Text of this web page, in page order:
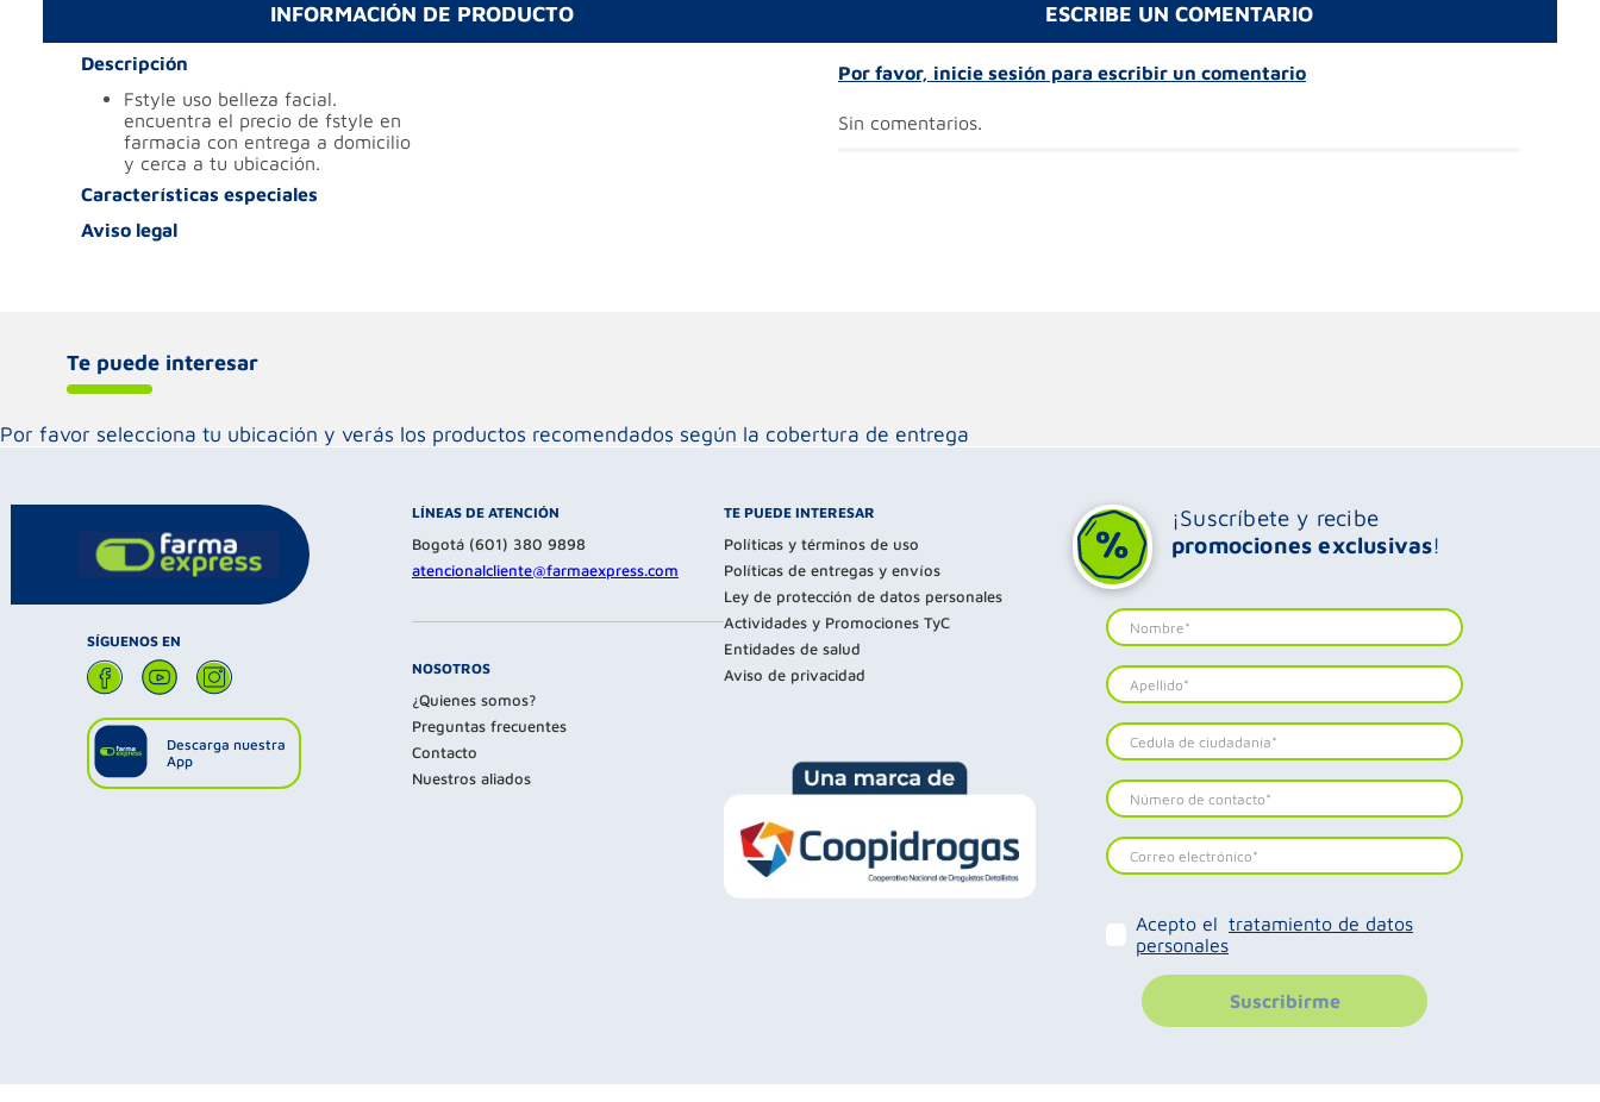
INFORMACIÓN DE PRODUCTO
Descripción
fstyle uso belleza facial.
encuentra el precio de fstyle en
farmacia con entrega a domicilio
y cerca a tu ubicación.
Características especiales
Aviso legal
ESCRIBE UN COMENTARIO
Por favor, inicie sesión para escribir un comentario
Sin comentarios.
Te puede interesar
Por favor selecciona tu ubicación y verás los productos recomendados según la cobertura de entrega
SÍGUENOS EN
Descarga nuestra
App
LÍNEAS DE ATENCIÓN
Bogotá (601) 380 9898
atencionalcliente@farmaexpress.com
NOSOTROS
¿Quienes somos?
Preguntas frecuentes
Contacto
Nuestros aliados
TE PUEDE INTERESAR
Políticas y términos de uso
Políticas de entregas y envíos
Ley de protección de datos personales
Actividades y Promociones TyC
Entidades de salud
Aviso de privacidad
¡Suscríbete y recibe
promociones exclusivas!
Acepto el tratamiento de datos
personales
Suscribirme